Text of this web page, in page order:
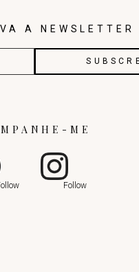
A NEWSLETTER
ME
Follow